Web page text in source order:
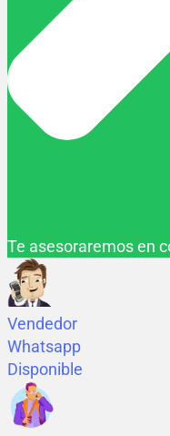
Te asesoraremos en
Vendedor
Whatsapp
Disponible